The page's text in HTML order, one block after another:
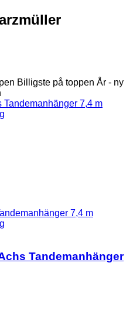
Billigste på toppen År - ny
7,4 m
Tandemanhänger